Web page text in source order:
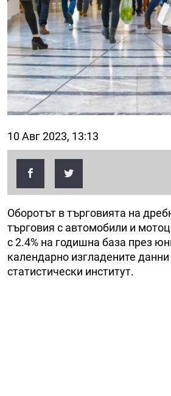
10 Авг 2023, 13:13
Оборотът в търговията на
търговия с автомобили и
с 2.4% на годишна база през
календарно изгладените
статистически институт.